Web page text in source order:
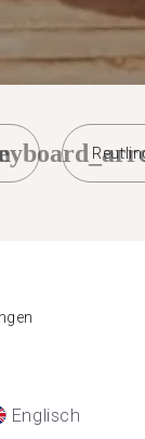
Englisch